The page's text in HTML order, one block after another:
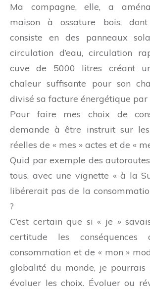
Ma compagne, elle, a
maison à ossature bois,
consiste en des panneaux
circulation d’eau, circulation
cuve de 5000 litres créant
chaleur suffisante pour son
divisé sa facture énergétique par
Pour faire mes choix de
demande à être instruit sur les
réelles de « mes » actes et de «
Quid par exemple des
tous, avec une vignette « à la
libérerait pas de la
?
C’est certain que si « je »
certitude les
consommation et de « mon »
globalité du monde, je
évoluer les choix. Évoluer ou